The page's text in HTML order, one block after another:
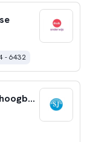
- 6432
St. Jozef leerkracht met specialisme hoogbegaafdheid